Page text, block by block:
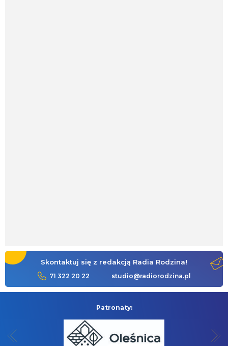
Skontaktuj się z redakcją Radia Rodzina!
71 322 20 22 studio@radiorodzina.pl
Patronaty: